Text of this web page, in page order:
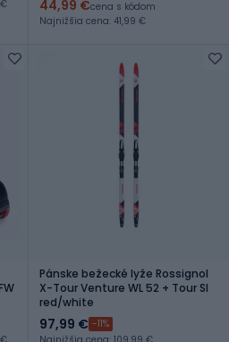
44,99 €cena s kódom
Najnižšia cena: 41,99 €
Pánske bežecké lyže Rossignol
X-Tour Venture WL 52 + Tour SI
red/white
97,99 € -11%